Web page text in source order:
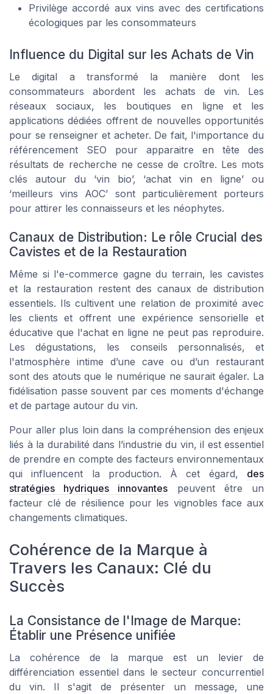
Privilège accordé aux vins avec des certifications
écologiques par les consommateurs
Influence du Digital sur les Achats de Vin
Le digital a transformé la manière dont les
consommateurs abordent les achats de vin. Les
réseaux sociaux, les boutiques en ligne et les
applications dédiées offrent de nouvelles opportunités
pour se renseigner et acheter. De fait, l'importance du
référencement SEO pour apparaitre en tête des
résultats de recherche ne cesse de croître. Les mots
clés autour du ‘vin bio’, ‘achat vin en ligne’ ou
‘meilleurs vins AOC’ sont particulièrement porteurs
pour attirer les connaisseurs et les néophytes.
Canaux de Distribution: Le rôle Crucial des
Cavistes et de la Restauration
Même si l'e-commerce gagne du terrain, les cavistes
et la restauration restent des canaux de distribution
essentiels. Ils cultivent une relation de proximité avec
les clients et offrent une expérience sensorielle et
éducative que l'achat en ligne ne peut pas reproduire.
Les dégustations, les conseils personnalisés, et
l'atmosphère intime d’une cave ou d’un restaurant
sont des atouts que le numérique ne saurait égaler. La
fidélisation passe souvent par ces moments d'échange
et de partage autour du vin.
Pour aller plus loin dans la compréhension des enjeux
liés à la durabilité dans l’industrie du vin, il est essentiel
de prendre en compte des facteurs environnementaux
qui influencent la production. À cet égard, des
stratégies hydriques innovantes peuvent être un
facteur clé de résilience pour les vignobles face aux
changements climatiques.
Cohérence de la Marque à
Travers les Canaux: Clé du
Succès
La Consistance de l'Image de Marque:
Établir une Présence unifiée
La cohérence de la marque est un levier de
différenciation essentiel dans le secteur concurrentiel
du vin. Il s'agit de présenter un message, une